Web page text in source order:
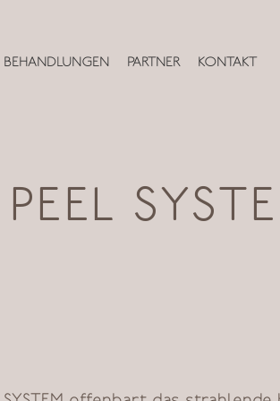
BEHANDLUNGEN PARTNER KONTAKT